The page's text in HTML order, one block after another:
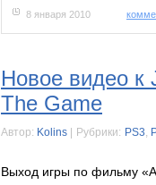
8 января 2010
Новое видео к
The Game
Автор: Kolins Рубрики: PS3,
Выход игры по фильму